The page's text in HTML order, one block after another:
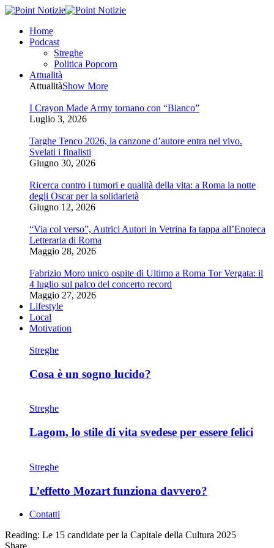
Home
Podcast
Streghe
Politica Popcorn
Attualità
AttualitàShow More
I Crayon Made Army tornano con “Bianco”
Luglio 3, 2026
Targhe Tenco 2026, la canzone d’autore entra nel vivo.
Svelati i finalisti
Giugno 30, 2026
Ricerca contro i tumori e qualità della vita: a Roma la notte
degli Oscar per la solidarietà
Giugno 12, 2026
“Via col verso”, Autrici Autori in Vetrina fa tappa all’Enoteca
Letteraria di Roma
Maggio 28, 2026
Fabrizio Moro unico ospite di Ultimo a Roma Tor Vergata: il
4 luglio sul palco del concerto record
Maggio 27, 2026
Lifestyle
Local
Motivation
Streghe
Cosa è un sogno lucido?
Streghe
Lagom, lo stile di vita svedese per essere felici
Streghe
L’effetto Mozart funziona davvero?
Contatti
Reading: Le 15 candidate per la Capitale della Cultura 2025